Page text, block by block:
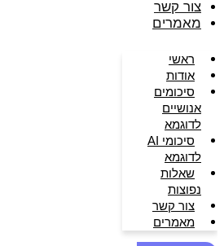
צור קשר
מאמרים
ראשי
אודות
סיכומים
אנושיים
לדוגמא
סיכומי AI
לדוגמא
שאלות
נפוצות
צור קשר
מאמרים